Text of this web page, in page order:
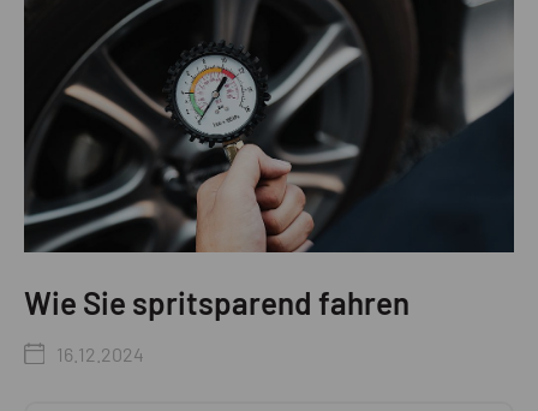
Wie Sie spritsparend fahren
16.12.2024